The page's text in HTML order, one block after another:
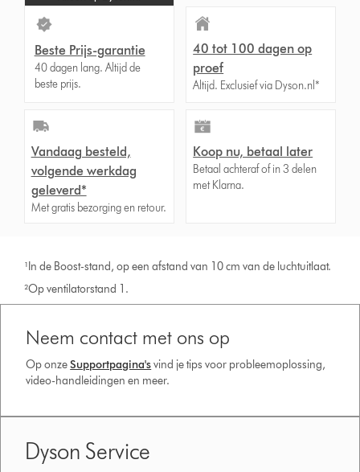
Beste Prijs-garantie
40 dagen lang. Altijd de
beste prijs.
40 tot 100 dagen op
proef
Altijd. Exclusief via Dyson.nl*
Vandaag besteld,
volgende werkdag
geleverd*
Met gratis bezorging en retour.
Koop nu, betaal later
Betaal achteraf of in 3 delen
met Klarna.
¹In de Boost-stand, op een afstand van 10 cm van de luchtuitlaat.
²Op ventilatorstand 1.
Neem contact met ons op
Op onzeSupportpagina'svind je tips voor probleemoplossing,
video-handleidingen en meer.
Dyson Service